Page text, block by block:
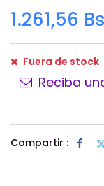
1.261,56 Bs
Fuera de stock
Reciba
Compartir :